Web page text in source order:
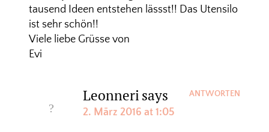
tausend Ideen entstehen lässst!! Das Utensilo
ist sehr schön!!
Viele liebe Grüsse von
Evi
Leonnerisays
2. März 2016 at 1:05
ANTWORTEN